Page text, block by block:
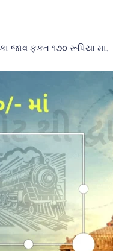
જાવ ફકત ૧૭૦ રૂપિયા મા.